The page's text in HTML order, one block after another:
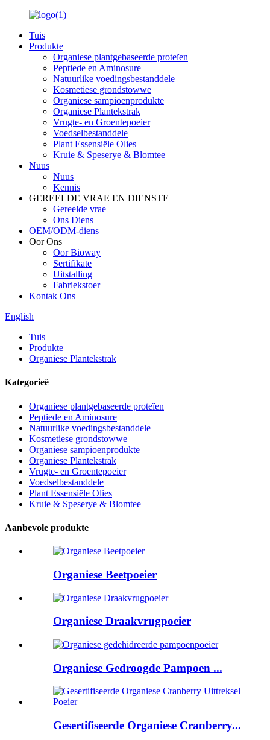
Tuis
Produkte
Organiese plantgebaseerde proteïen
Peptiede en Aminosure
Natuurlike voedingsbestanddele
Kosmetiese grondstowwe
Organiese sampioenprodukte
Organiese Plantekstrak
Vrugte- en Groentepoeier
Voedselbestanddele
Plant Essensiële Olies
Kruie & Speserye & Blomtee
Nuus
Nuus
Kennis
GEREELDE VRAE EN DIENSTE
Gereelde vrae
Ons Diens
OEM/ODM-diens
Oor Ons
Oor Bioway
Sertifikate
Uitstalling
Fabriekstoer
Kontak Ons
English
Tuis
Produkte
Organiese Plantekstrak
Kategorieë
Organiese plantgebaseerde proteïen
Peptiede en Aminosure
Natuurlike voedingsbestanddele
Kosmetiese grondstowwe
Organiese sampioenprodukte
Organiese Plantekstrak
Vrugte- en Groentepoeier
Voedselbestanddele
Plant Essensiële Olies
Kruie & Speserye & Blomtee
Aanbevole produkte
Organiese Beetpoeier
Organiese Draakvrugpoeier
Organiese Gedroogde Pampoen ...
Gesertifiseerde Organiese Cranberry...